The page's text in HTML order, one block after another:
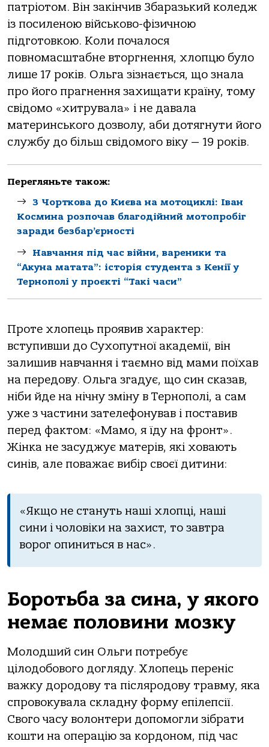
патріотом. Він закінчив Збаразький коледж
із посиленою військово-фізичною
підготовкою. Коли почалося
повномасштабне вторгнення, хлопцю було
лише 17 років. Ольга зізнається, що знала
про його прагнення захищати країну, тому
свідомо «хитрувала» і не давала
материнського дозволу, аби дотягнути його
службу до більш свідомого віку — 19 років.
Перегляньте також:
З Чорткова до Києва на мотоциклі: Іван
Космина розпочав благодійний мотопробіг
заради безбар’єрності
Навчання під час війни, вареники та
“Акуна матата”: історія студента з Кенії у
Тернополі у проєкті “Такі часи”
Проте хлопець проявив характер:
вступивши до Сухопутної академії, він
залишив навчання і таємно від мами поїхав
на передову. Ольга згадує, що син сказав,
ніби йде на нічну зміну в Тернополі, а сам
уже з частини зателефонував і поставив
перед фактом: «Мамо, я їду на фронт».
Жінка не засуджує матерів, які ховають
синів, але поважає вибір своєї дитини:
«Якщо не стануть наші хлопці, наші
сини і чоловіки на захист, то завтра
ворог опиниться в нас».
Боротьба за сина, у якого
немає половини мозку
Молодший син Ольги потребує
цілодобового догляду. Хлопець переніс
важку дородову та післяродову травму, яка
спровокувала складну форму епілепсії.
Свого часу волонтери допомогли зібрати
кошти на операцію за кордоном, під час